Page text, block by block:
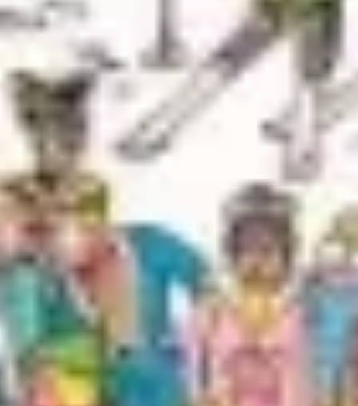
Tworzenie diagramów i map